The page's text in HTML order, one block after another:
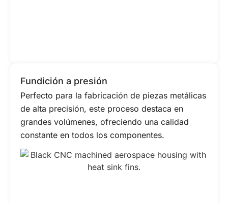
Fundición a presión
Perfecto para la fabricación de piezas metálicas
de alta precisión, este proceso destaca en
grandes volúmenes, ofreciendo una calidad
constante en todos los componentes.